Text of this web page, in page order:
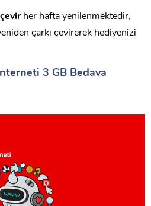
her hafta yenilenmektedir,
çarkı çevirerek hediyenizi
3 GB Bedava